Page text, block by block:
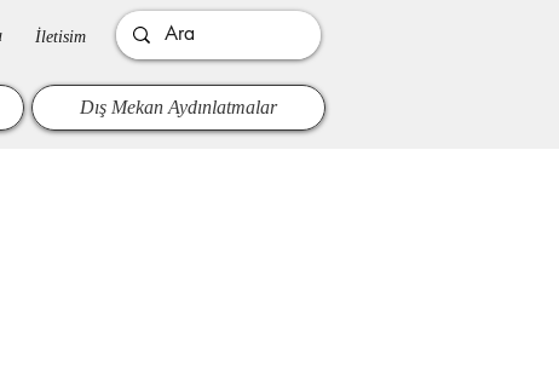
İletisim
Dış Mekan Aydınlatmalar